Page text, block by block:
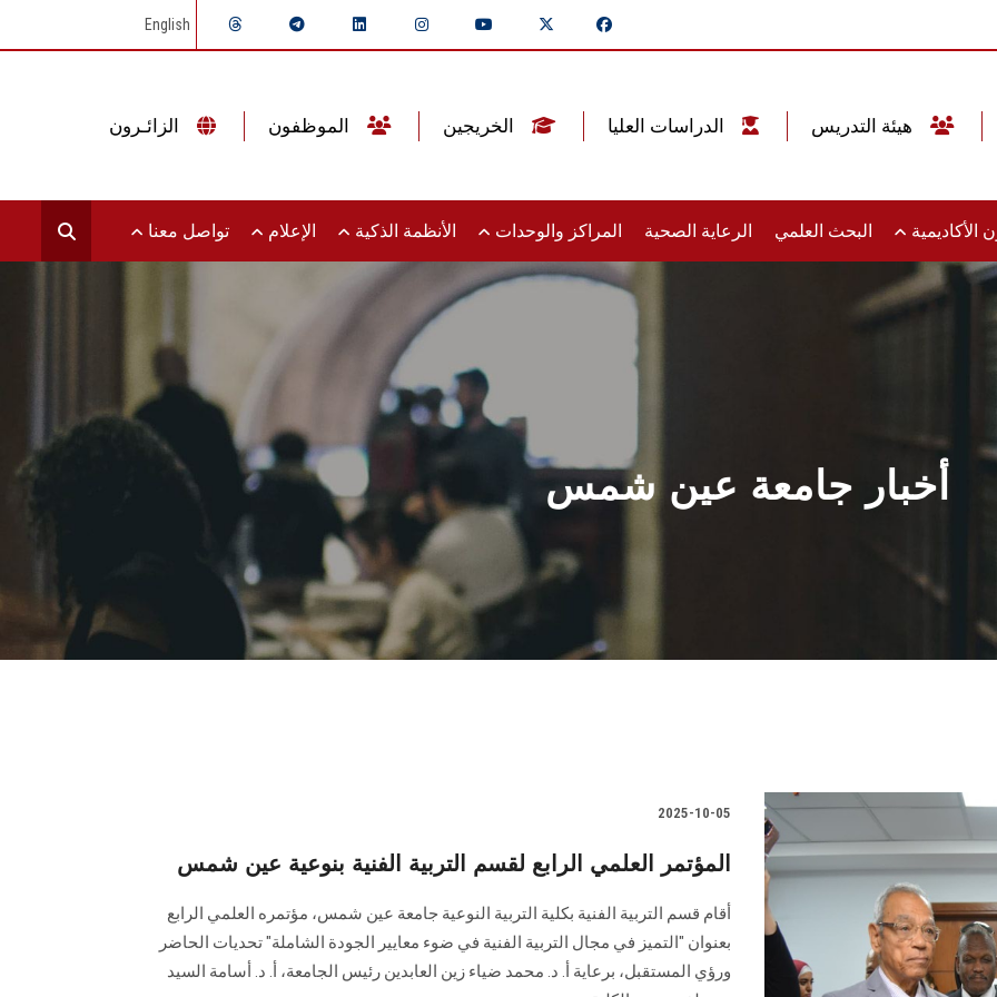
English
الأكاديمية البحث العلمي الرعاية الصحية المراكز والوحدات الأنظمة الذكية الإعلام تواصل معنا
أخبار جامعة عين شمس
2025-10-05
المؤتمر العلمي الرابع لقسم التربية الفنية بنوعية عين شمس
أقام قسم التربية الفنية بكلية التربية النوعية جامعة عين شمس، مؤتمره العلمي الرابع
بعنوان "التميز في مجال التربية الفنية في ضوء معايير الجودة الشاملة" تحديات الحاضر
ورؤي المستقبل، برعاية أ. د. محمد ضياء زين العابدين رئيس الجامعة، أ. د. أسامة السيد